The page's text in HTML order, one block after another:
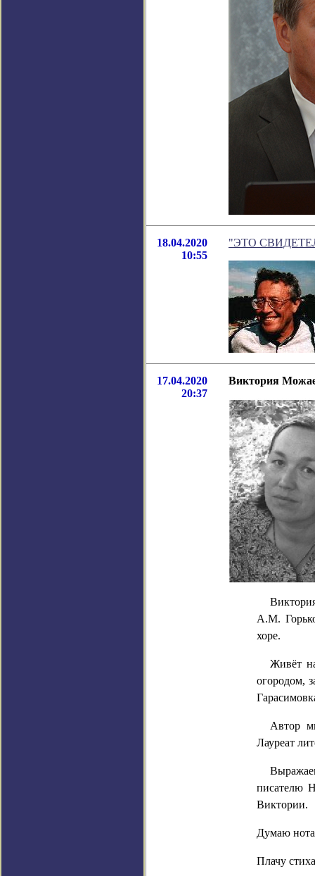
18.04.2020
10:55
"ЭТО
17.04.2020
20:37
Виктория
А.М.
хоре.
Живёт
огородом,
Автор
Лауреат
писателю
Виктории.
Думаю
Плачу